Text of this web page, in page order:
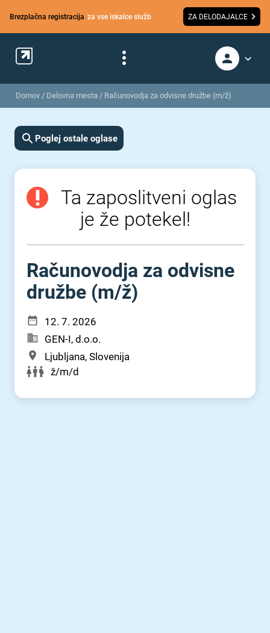
Brezplačna registracija za vse iskalce služb ZA DELODAJALCE
Domov / Delovna mesta / Računovodja za odvisne družbe (m/ž)
Poglej ostale oglase
Ta zaposlitveni oglas
je že potekel!
Računovodja za odvisne
družbe (m⁠/⁠ž)
12. 7. 2026
GEN-I, d.o.o.
Ljubljana, Slovenija
ž/m/d